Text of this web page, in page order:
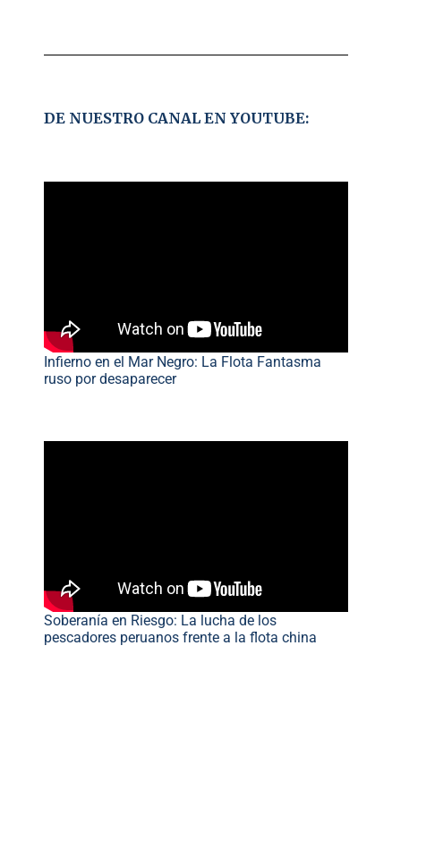
DE NUESTRO CANAL EN YOUTUBE:
Infierno en el Mar Negro: La Flota Fantasma
ruso por desaparecer
Soberanía en Riesgo: La lucha de los
pescadores peruanos frente a la flota china